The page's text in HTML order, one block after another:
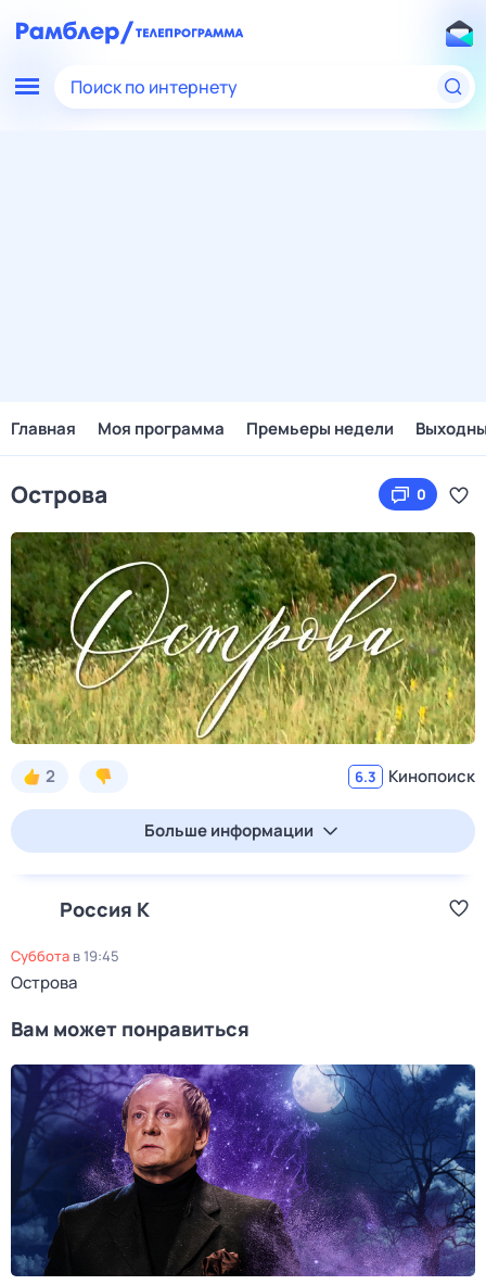
Поиск по интернету
Главная Моя программа Премьеры недели
Острова 0
2 6.3 Кинопоиск
Больше информации
Россия К
суббота в19:45
Острова
Вам может понравиться